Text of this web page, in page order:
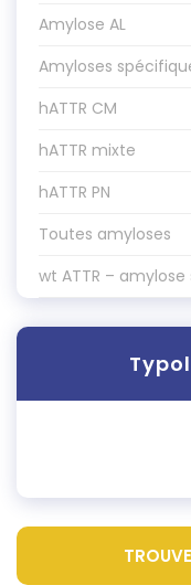
Amylose AL
Amyloses
hATTR CM
hATTR mixte
hATTR PN
Toutes amyloses
wt ATTR –